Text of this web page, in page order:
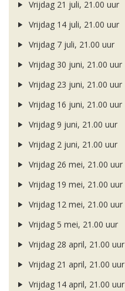
Vrijdag 21 juli, 21.00 uur
Vrijdag 14 juli, 21.00 uur
Vrijdag 7 juli, 21.00 uur
Vrijdag 30 juni, 21.00 uur
Vrijdag 23 juni, 21.00 uur
Vrijdag 16 juni, 21.00 uur
Vrijdag 9 juni, 21.00 uur
Vrijdag 2 juni, 21.00 uur
Vrijdag 26 mei, 21.00 uur
Vrijdag 19 mei, 21.00 uur
Vrijdag 12 mei, 21.00 uur
Vrijdag 5 mei, 21.00 uur
Vrijdag 28 april, 21.00 uur
Vrijdag 21 april, 21.00 uur
Vrijdag 14 april, 21.00 uur